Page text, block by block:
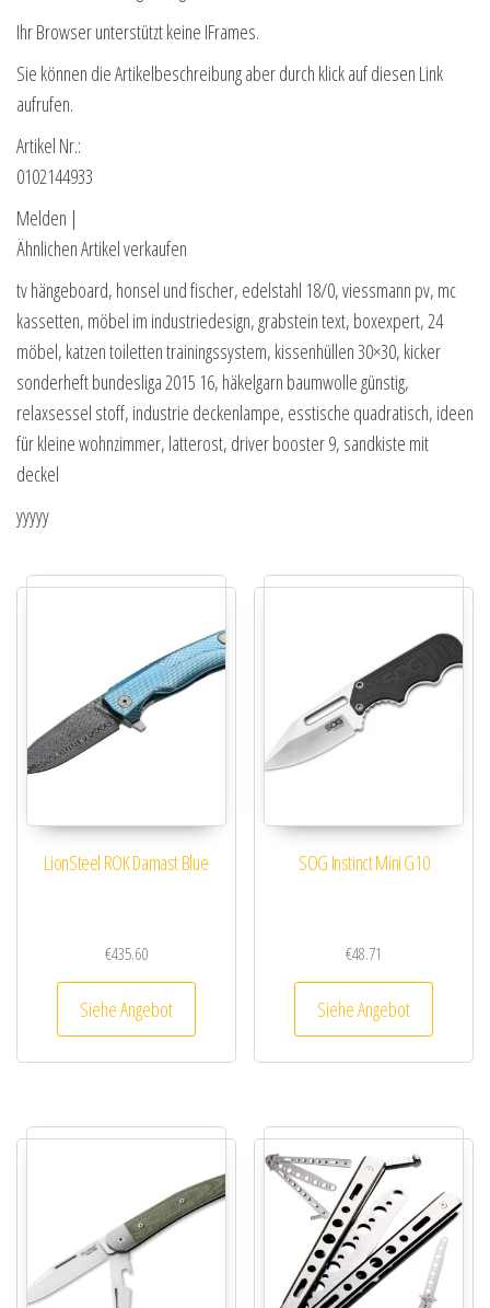
Ihr Browser unterstützt keine IFrames.
Sie können die Artikelbeschreibung aber durch klick auf diesen Link
aufrufen.
Artikel Nr.:
0102144933
Melden |
Ähnlichen Artikel verkaufen
tv hängeboard, honsel und fischer, edelstahl 18/0, viessmann pv, mc
kassetten, möbel im industriedesign, grabstein text, boxexpert, 24
möbel, katzen toiletten trainingssystem, kissenhüllen 30×30, kicker
sonderheft bundesliga 2015 16, häkelgarn baumwolle günstig,
relaxsessel stoff, industrie deckenlampe, esstische quadratisch, ideen
für kleine wohnzimmer, latterost, driver booster 9, sandkiste mit
deckel
yyyyy
LionSteel ROK Damast Blue
€435.60
Siehe Angebot
SOG Instinct Mini G10
€48.71
Siehe Angebot